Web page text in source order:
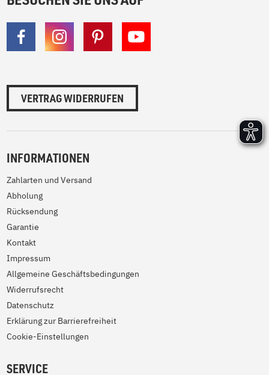
VERTRAG WIDERRUFEN
INFORMATIONEN
Zahlarten und Versand
Abholung
Rücksendung
Garantie
Kontakt
Impressum
Allgemeine Geschäftsbedingungen
Widerrufsrecht
Datenschutz
Erklärung zur Barrierefreiheit
Cookie-Einstellungen
SERVICE